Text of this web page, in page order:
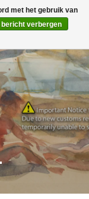
0
met het gebruik van
bericht verbergen